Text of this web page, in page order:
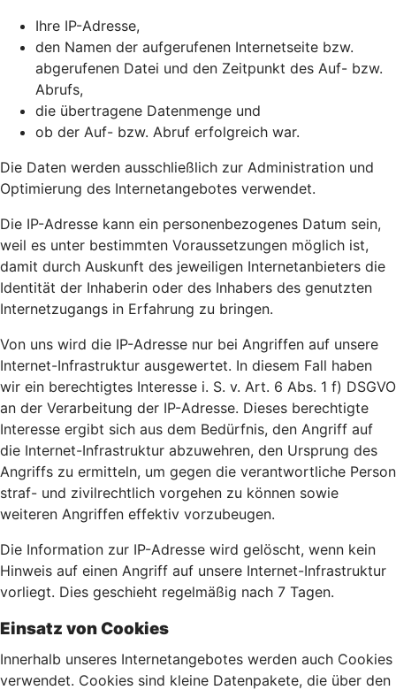
Ihre IP-Adresse,
den Namen der aufgerufenen Internetseite bzw.
abgerufenen Datei und den Zeitpunkt des Auf- bzw.
Abrufs,
die übertragene Datenmenge und
ob der Auf- bzw. Abruf erfolgreich war.
Die Daten werden ausschließlich zur Administration und
Optimierung des Internetangebotes verwendet.
Die IP-Adresse kann ein personenbezogenes Datum sein,
weil es unter bestimmten Voraussetzungen möglich ist,
damit durch Auskunft des jeweiligen Internetanbieters die
Identität der Inhaberin oder des Inhabers des genutzten
Internetzugangs in Erfahrung zu bringen.
Von uns wird die IP-Adresse nur bei Angriffen auf unsere
Internet-Infrastruktur ausgewertet. In diesem Fall haben
wir ein berechtigtes Interesse i. S. v. Art. 6 Abs. 1 f) DSGVO
an der Verarbeitung der IP-Adresse. Dieses berechtigte
Interesse ergibt sich aus dem Bedürfnis, den Angriff auf
die Internet-Infrastruktur abzuwehren, den Ursprung des
Angriffs zu ermitteln, um gegen die verantwortliche Person
straf- und zivilrechtlich vorgehen zu können sowie
weiteren Angriffen effektiv vorzubeugen.
Die Information zur IP-Adresse wird gelöscht, wenn kein
Hinweis auf einen Angriff auf unsere Internet-Infrastruktur
vorliegt. Dies geschieht regelmäßig nach 7 Tagen.
Einsatz von Cookies
Innerhalb unseres Internetangebotes werden auch Cookies
verwendet. Cookies sind kleine Datenpakete, die über den